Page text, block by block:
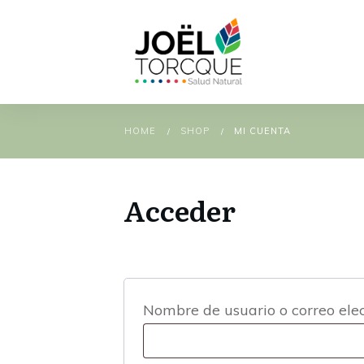
HOME / SHOP / MI CUENTA
Acceder
Nombre de usuario o correo